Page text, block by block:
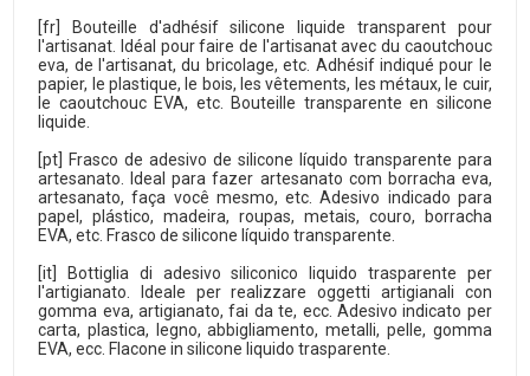
[fr] Bouteille d'adhésif silicone liquide transparent pour
l'artisanat. Idéal pour faire de l'artisanat avec du caoutchouc
eva, de l'artisanat, du bricolage, etc. Adhésif indiqué pour le
papier, le plastique, le bois, les vêtements, les métaux, le cuir,
le caoutchouc EVA, etc. Bouteille transparente en silicone
liquide.
[pt] Frasco de adesivo de silicone líquido transparente para
artesanato. Ideal para fazer artesanato com borracha eva,
artesanato, faça você mesmo, etc. Adesivo indicado para
papel, plástico, madeira, roupas, metais, couro, borracha
EVA, etc. Frasco de silicone líquido transparente.
[it] Bottiglia di adesivo siliconico liquido trasparente per
l'artigianato. Ideale per realizzare oggetti artigianali con
gomma eva, artigianato, fai da te, ecc. Adesivo indicato per
carta, plastica, legno, abbigliamento, metalli, pelle, gomma
EVA, ecc. Flacone in silicone liquido trasparente.